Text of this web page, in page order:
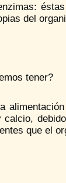
del
tener?
que el